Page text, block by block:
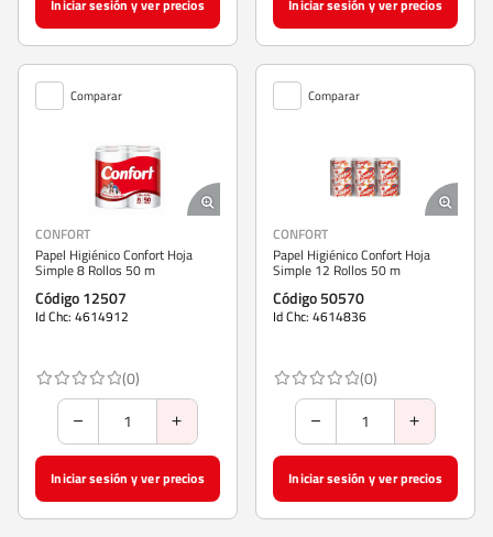
Iniciar sesión y ver precios Iniciar sesión y ver precios
Comparar
CONFORT
Papel Higiénico Confort Hoja
Simple 8 Rollos 50 m
Código 12507
Id Chc: 4614912
(0)
Iniciar sesión y ver precios
Comparar
CONFORT
Papel Higiénico Confort Hoja
Simple 12 Rollos 50 m
Código 50570
Id Chc: 4614836
(0)
Iniciar sesión y ver precios